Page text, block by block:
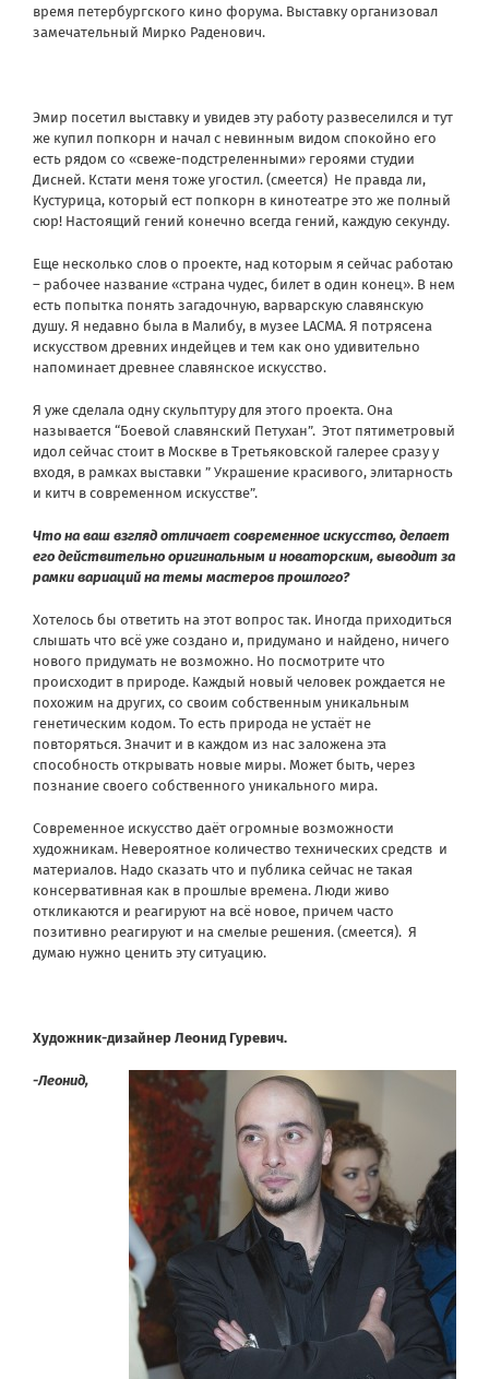
время петербургского кино форума. Выставку организовал
замечательный Мирко Раденович.
Эмир посетил выставку и увидев эту работу развеселился и тут
же купил попкорн и начал с невинным видом спокойно его
есть рядом со «свеже-подстреленными» героями студии
Дисней. Кстати меня тоже угостил. (смеется) Не правда ли,
Кустурица, который ест попкорн в кинотеатре это же полный
сюр! Настоящий гений конечно всегда гений, каждую секунду.
Еще несколько слов о проекте, над которым я сейчас работаю
– рабочее название «страна чудес, билет в один конец». В нем
есть попытка понять загадочную, варварскую славянскую
душу. Я недавно была в Малибу, в музее LACMA. Я потрясена
искусством древних индейцев и тем как оно удивительно
напоминает древнее славянское искусство.
Я уже сделала одну скульптуру для этого проекта. Она
называется “Боевой славянский Петухан”. Этот пятиметровый
идол сейчас стоит в Москве в Третьяковской галерее сразу у
входя, в рамках выставки ” Украшение красивого, элитарность
и китч в современном искусстве”.
Что на ваш взгляд отличает современное искусство, делает
его действительно оригинальным и новаторским, выводит за
рамки вариаций на темы мастеров прошлого?
Хотелось бы ответить на этот вопрос так. Иногда приходиться
слышать что всё уже создано и, придумано и найдено, ничего
нового придумать не возможно. Но посмотрите что
происходит в природе. Каждый новый человек рождается не
похожим на других, со своим собственным уникальным
генетическим кодом. То есть природа не устаёт не
повторяться. Значит и в каждом из нас заложена эта
способность открывать новые миры. Может быть, через
познание своего собственного уникального мира.
Современное искусство даёт огромные возможности
художникам. Невероятное количество технических средств и
материалов. Надо сказать что и публика сейчас не такая
консервативная как в прошлые времена. Люди живо
откликаются и реагируют на всё новое, причем часто
позитивно реагируют и на смелые решения. (смеется). Я
думаю нужно ценить эту ситуацию.
Художник-дизайнер Леонид Гуревич.
-Леонид,